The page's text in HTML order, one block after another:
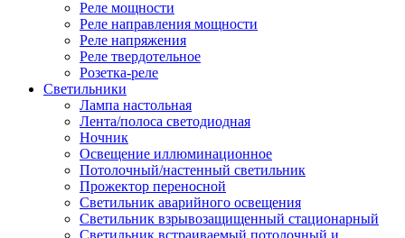
Реле мощности
Реле направления мощности
Реле напряжения
Реле твердотельное
Розетка-реле
Светильники
Лампа настольная
Лента/полоса светодиодная
Ночник
Освещение иллюминационное
Потолочный/настенный светильник
Прожектор переносной
Светильник аварийного освещения
Светильник взрывозащищенный стационарный
Светильник встраиваемый потолочный и